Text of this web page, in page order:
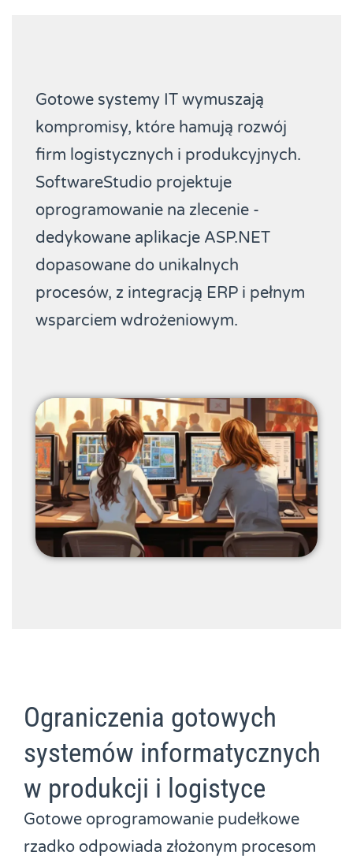
Gotowe systemy IT wymuszają
kompromisy, które hamują rozwój
firm logistycznych i produkcyjnych.
SoftwareStudio projektuje
oprogramowanie na zlecenie -
dedykowane aplikacje ASP.NET
dopasowane do unikalnych
procesów, z integracją ERP i pełnym
wsparciem wdrożeniowym.
Ograniczenia gotowych
systemów informatycznych
w produkcji i logistyce
Gotowe oprogramowanie pudełkowe
rzadko odpowiada złożonym procesom